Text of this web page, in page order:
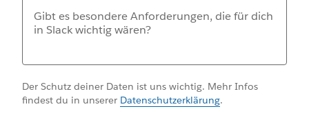
Der Schutz deiner Daten ist uns wichtig. Mehr Infos
findest du in unserer Datenschutzerklärung.